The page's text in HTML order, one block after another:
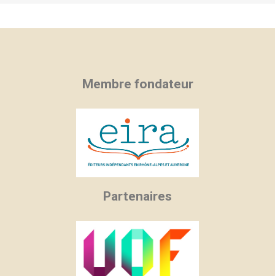
Membre fondateur
Partenaires